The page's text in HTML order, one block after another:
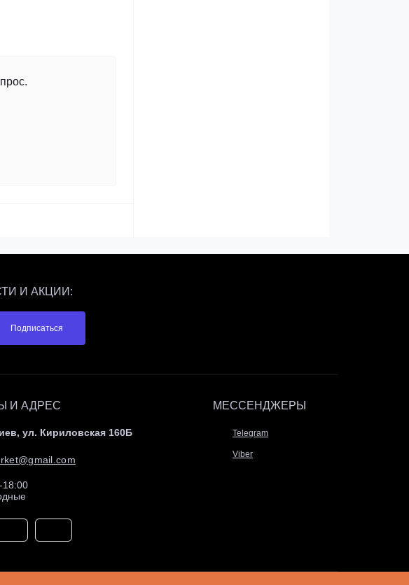
И АКЦИИ:
Подписаться
И АДРЕС
ул. Кириловская 160Б
18:00
МЕССЕНДЖЕРЫ
Telegram
Viber